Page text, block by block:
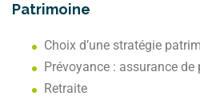
Patrimoine
Choix d’une stratégie
Prévoyance : assurance
Retraite